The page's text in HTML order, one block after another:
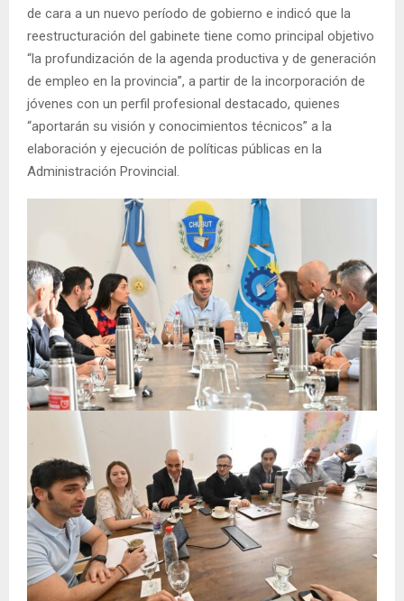
de cara a un nuevo período de gobierno e indicó que la
reestructuración del gabinete tiene como principal objetivo
“la profundización de la agenda productiva y de generación
de empleo en la provincia”, a partir de la incorporación de
jóvenes con un perfil profesional destacado, quienes
“aportarán su visión y conocimientos técnicos” a la
elaboración y ejecución de políticas públicas en la
Administración Provincial.